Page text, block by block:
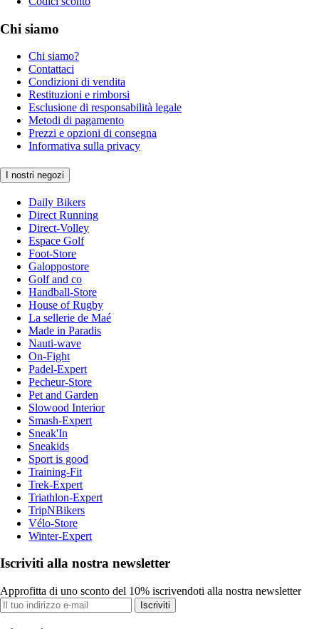
Chi siamo
Chi siamo?
Contattaci
Condizioni di vendita
Restituzioni e rimborsi
Esclusione di responsabilità legale
Metodi di pagamento
Prezzi e opzioni di consegna
Informativa sulla privacy
I nostri negozi
Daily Bikers
Direct Running
Direct-Volley
Espace Golf
Foot-Store
Galoppostore
Golf and co
Handball-Store
House of Rugby
La sellerie de Maé
Made in Paradis
Nauti-wave
On-Fight
Padel-Expert
Pecheur-Store
Pet and Garden
Slowood Interior
Smash-Expert
Sneak'In
Sneakids
Sport is good
Training-Fit
Trek-Expert
Triathlon-Expert
TripNBikers
Vélo-Store
Winter-Expert
Iscriviti alla nostra newsletter
Approfitta di uno sconto del 10% iscrivendoti alla nostra newsletter
Iscriviti